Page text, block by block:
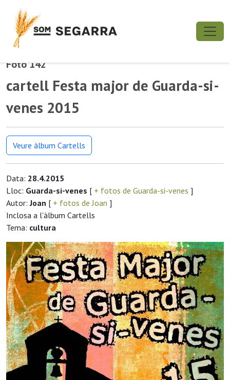
Foto 142
cartell Festa major de Guarda-si-
venes 2015
Veure àlbum Cartells
Data: 28.4.2015
Lloc: Guarda-si-venes [ + fotos de Guarda-si-venes ]
Autor:Joan [ + fotos de Joan ]
Inclosa a l'àlbum Cartells
Tema: cultura